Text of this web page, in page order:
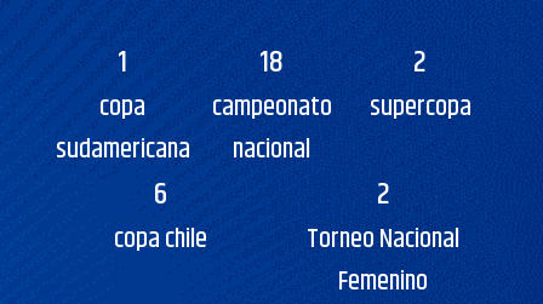
1
copa
sudamericana
18
campeonato
nacional
2
supercopa
6
copa chile
2
Torneo Nacional
Femenino